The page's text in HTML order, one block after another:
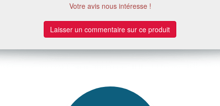
Votre avis nous intéresse !
Laisser un commentaire sur ce produit